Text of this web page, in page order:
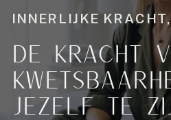
DE KRACHT
JEZELF TE
INNERLIJKE KRACHT